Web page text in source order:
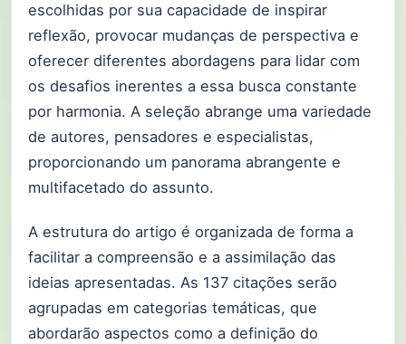
escolhidas por sua capacidade de inspirar
reflexão, provocar mudanças de perspectiva e
oferecer diferentes abordagens para lidar com
os desafios inerentes a essa busca constante
por harmonia. A seleção abrange uma variedade
de autores, pensadores e especialistas,
proporcionando um panorama abrangente e
multifacetado do assunto.
A estrutura do artigo é organizada de forma a
facilitar a compreensão e a assimilação das
ideias apresentadas. As 137 citações serão
agrupadas em categorias temáticas, que
abordarão aspectos como a definição do